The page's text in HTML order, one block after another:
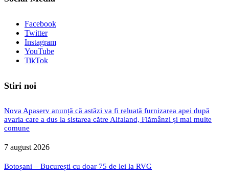
Facebook
Twitter
Instagram
YouTube
TikTok
Stiri noi
Nova Apaserv anunță că astăzi va fi reluată furnizarea apei după
avaria care a dus la sistarea către Alfaland, Flămânzi și mai multe
comune
7 august 2026
Botoșani – București cu doar 75 de lei la RVG